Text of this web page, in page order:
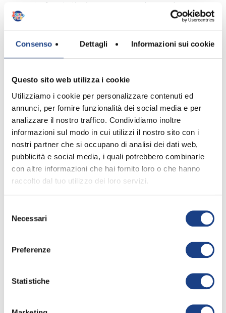
Consenso Dettagli Informazioni sui cookie
Questo sito web utilizza i cookie
Utilizziamo i cookie per personalizzare contenuti ed
annunci, per fornire funzionalità dei social media e per
analizzare il nostro traffico. Condividiamo inoltre
informazioni sul modo in cui utilizzi il nostro sito con i
nostri partner che si occupano di analisi dei dati web,
pubblicità e social media, i quali potrebbero combinarle
con altre informazioni che hai fornito loro o che hanno
raccolto dal tuo utilizzo dei loro servizi.
delNecessari
Preferenze
Statistiche
La mia famiglia è composta da papà
Vincenzo (architetto impiegato presso
la Sovrintendenza Archeologica di
Pompei) e mamma Luisa (insegnante
di materie letterarie al liceo artistico "G.
A scuola mi piace studiare
matematica, scienze motorie e
inglese. Sto studiando anche il violino
e pratico danza classica da quando
aveva quattro anni e mezzo. il mio
animale preferito è il cavallo.
I miei piatti preferiti sono il riso allo
zafferano e i tortellini in brodo.
Nel tempo libero mi piace giocare con
ascoltare e vedere i video musicali. Da
mamma.
con Carmen, Isabella e gli altri
La canzone che canto al 54° Zecchino